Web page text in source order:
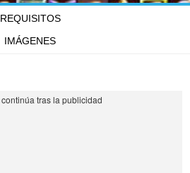
REQUISITOS
IMÁGENES